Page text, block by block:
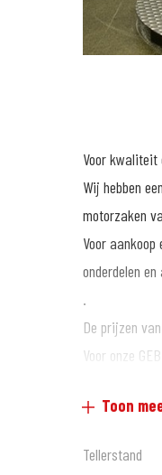
Voor kwaliteit
Wij hebben
motorzaken
Voor
onderdelen
.
De prijzen
Voor onze
.
en verkoop
Toon
Tellerstand